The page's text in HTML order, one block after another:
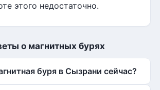
этого недостаточно.
о магнитных бурях
буря в Сызрани сейчас?